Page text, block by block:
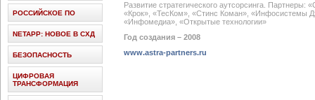
Развитие стратегического аутсорсинга. Партнеры:
«Крок», «ТесКом», «Стинс Коман», «Инфосистемы
«Инфомедиа», «Открытые технологии»
Год создания – 2008
www.astra-partners.ru
РОССИЙСКОЕ ПО
NETAPP: НОВОЕ В СХД
БЕЗОПАСНОСТЬ
ЦИФРОВАЯ
ТРАНСФОРМАЦИЯ